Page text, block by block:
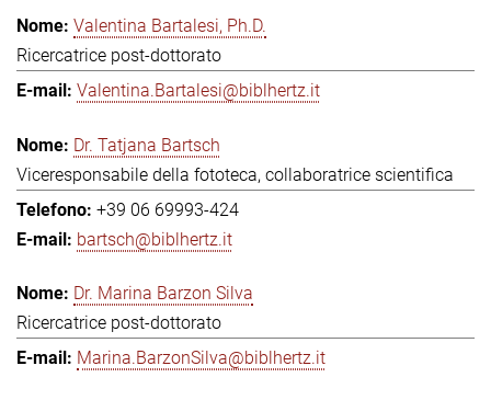
Valentina Bartalesi, Ph.D.
Ricercatrice post-dottorato
Valentina.Bartalesi@biblhertz.it
Dr. Tatjana Bartsch
Viceresponsabile della fototeca, collaboratrice scientifica
+39 06 69993-424
bartsch@biblhertz.it
Dr. Marina Barzon Silva
Ricercatrice post-dottorato
Marina.BarzonSilva@biblhertz.it